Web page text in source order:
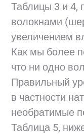
Таблицы 3 и 4,
волокнами
увеличением
Как мы более
что ни одно
Правильный
в частности
необратимые
Таблица 5,